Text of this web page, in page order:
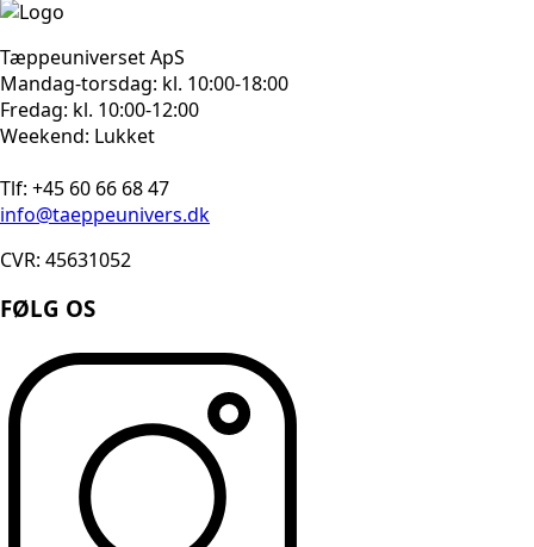
Tæppeuniverset ApS
Mandag-torsdag: kl. 10:00-18:00
Fredag: kl. 10:00-12:00
Weekend: Lukket
Tlf: +45 60 66 68 47
info@taeppeunivers.dk
CVR: 45631052
FØLG OS